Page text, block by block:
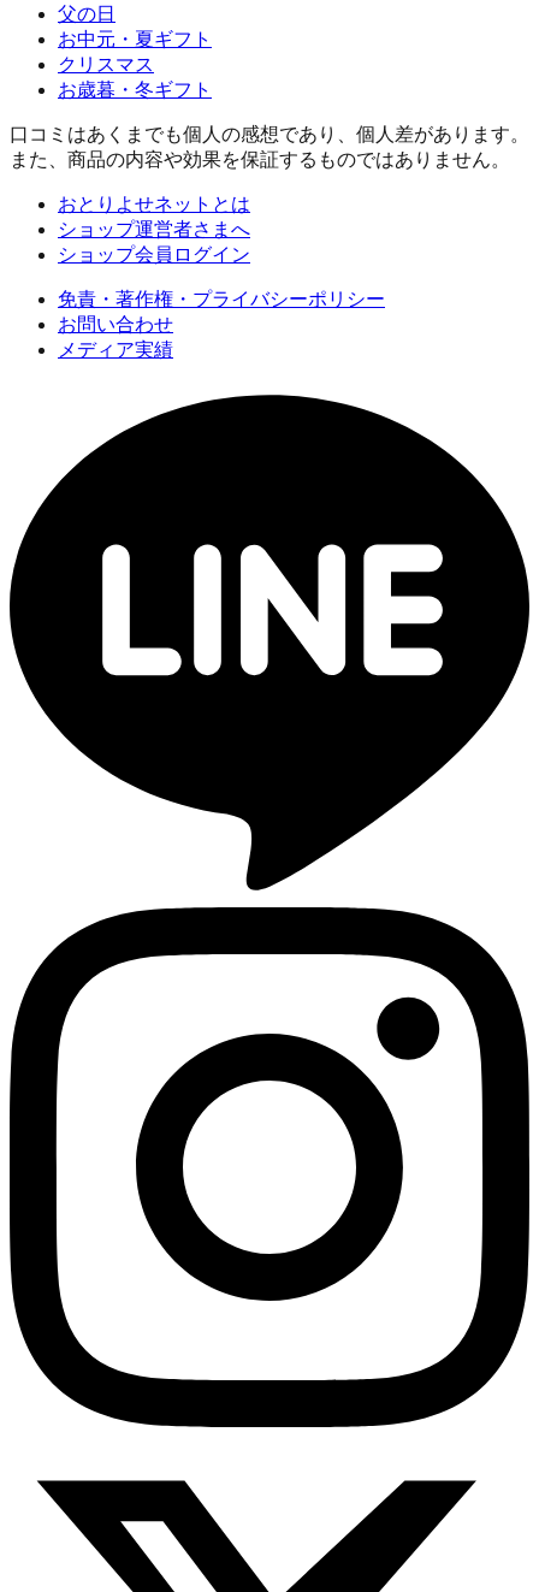
父の日
お中元・夏ギフト
クリスマス
お歳暮・冬ギフト
口コミはあくまでも個人の感想であり、個人差があります。
また、商品の内容や効果を保証するものではありません。
おとりよせネットとは
ショップ運営者さまへ
ショップ会員ログイン
免責・著作権・プライバシーポリシー
お問い合わせ
メディア実績